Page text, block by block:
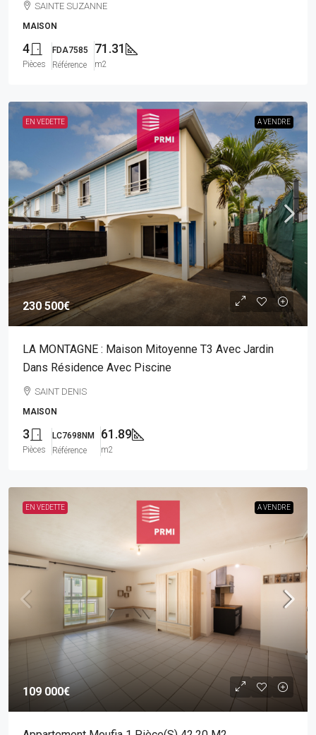
SAINTE SUZANNE
MAISON
4
Pièces
FDA7585
Référence
71.31
m2
EN VEDETTE A VENDRE
230 500€
LA MONTAGNE : Maison Mitoyenne T3 Avec Jardin
Dans Résidence Avec Piscine
SAINT DENIS
MAISON
3
Pièces
LC7698NM
Référence
61.89
m2
EN VEDETTE A VENDRE
109 000€